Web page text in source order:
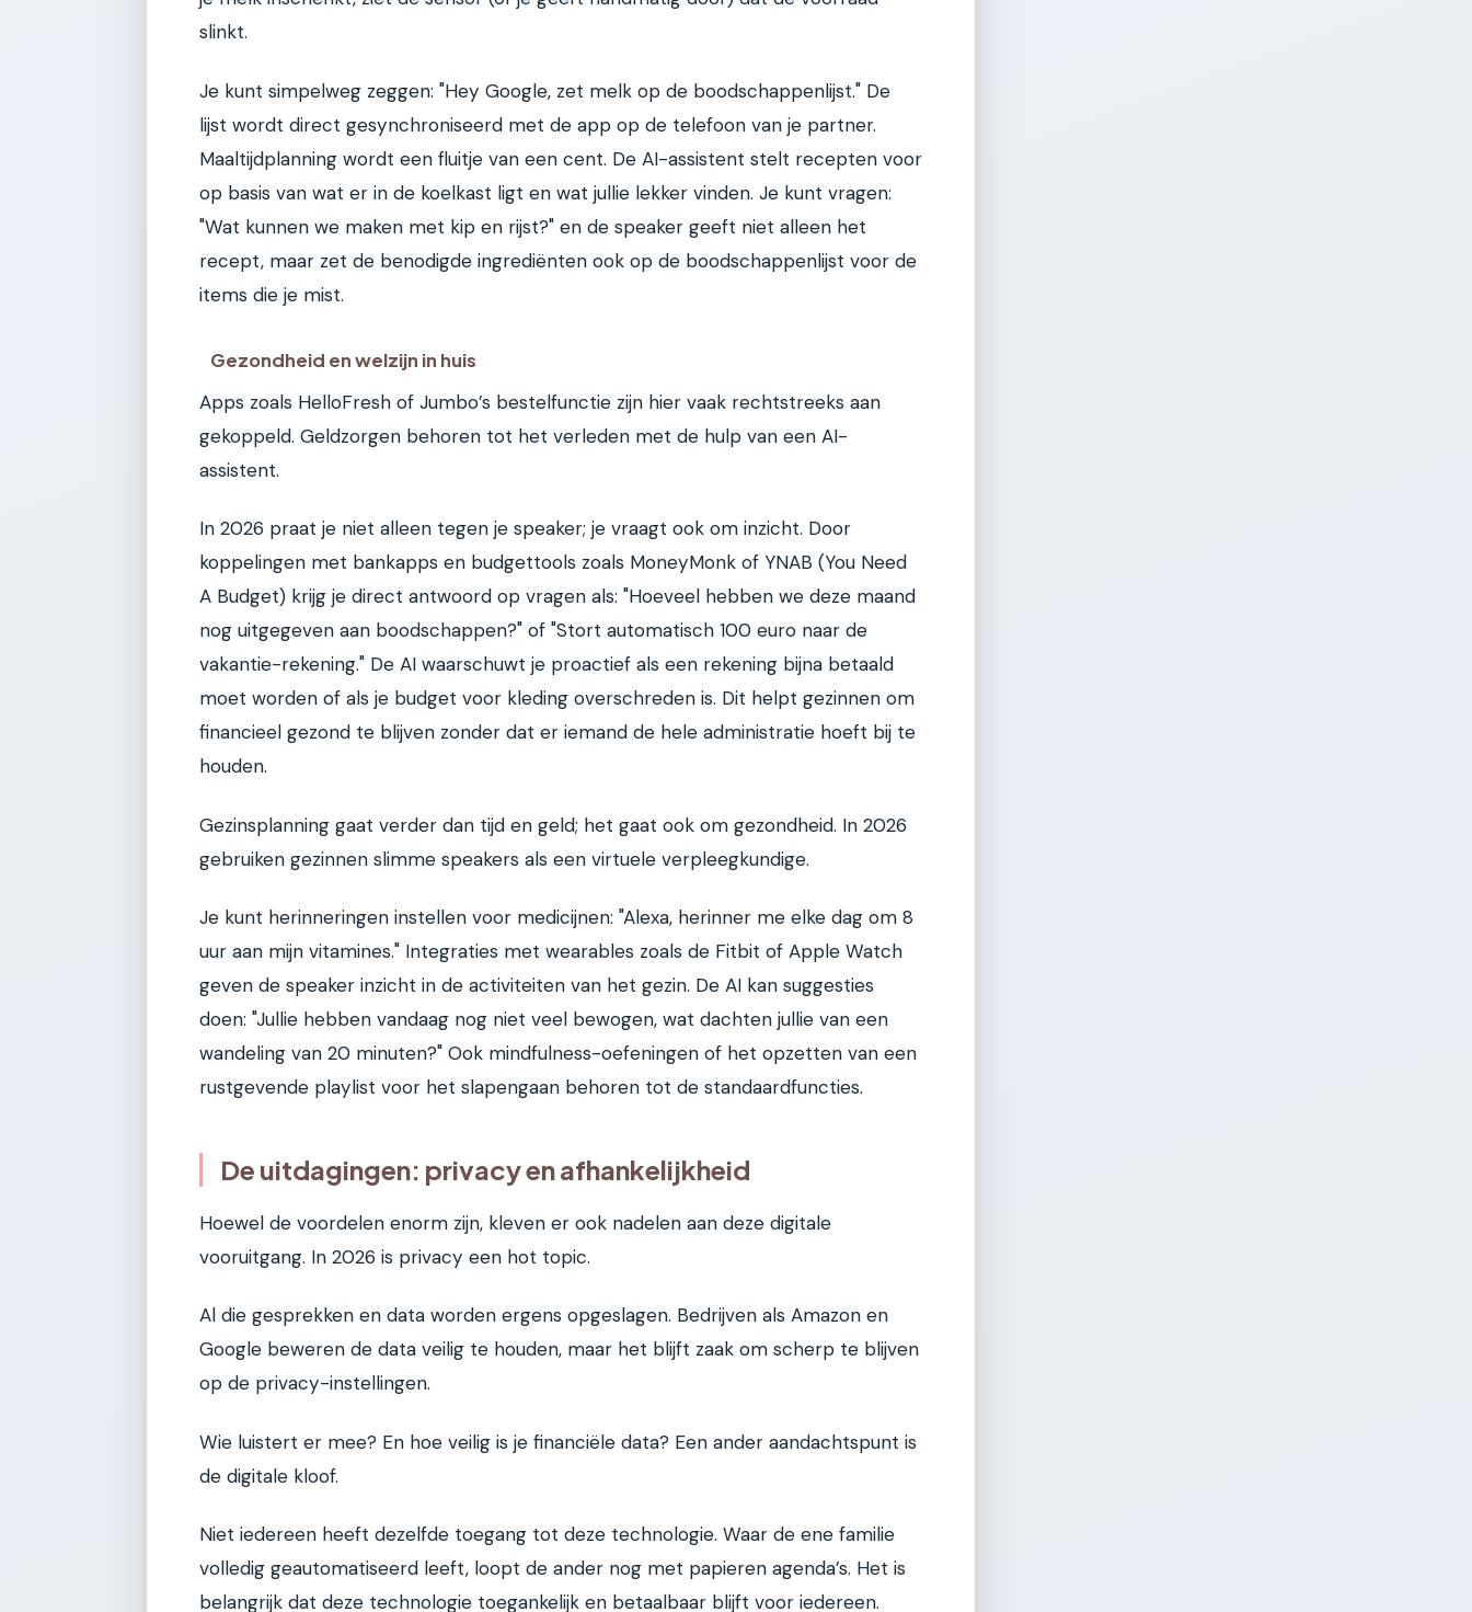
slinkt.
Je kunt simpelweg zeggen: "Hey Google, zet melk op de boodschappenlijst." De
lijst wordt direct gesynchroniseerd met de app op de telefoon van je partner.
Maaltijdplanning wordt een fluitje van een cent. De AI-assistent stelt recepten voor
op basis van wat er in de koelkast ligt en wat jullie lekker vinden. Je kunt vragen:
"Wat kunnen we maken met kip en rijst?" en de speaker geeft niet alleen het
recept, maar zet de benodigde ingrediënten ook op de boodschappenlijst voor de
items die je mist.
Gezondheid en welzijn in huis
Apps zoals HelloFresh of Jumbo’s bestelfunctie zijn hier vaak rechtstreeks aan
gekoppeld. Geldzorgen behoren tot het verleden met de hulp van een AI-
assistent.
In 2026 praat je niet alleen tegen je speaker; je vraagt ook om inzicht. Door
koppelingen met bankapps en budgettools zoals MoneyMonk of YNAB (You Need
A Budget) krijg je direct antwoord op vragen als: "Hoeveel hebben we deze maand
nog uitgegeven aan boodschappen?" of "Stort automatisch 100 euro naar de
vakantie-rekening." De AI waarschuwt je proactief als een rekening bijna betaald
moet worden of als je budget voor kleding overschreden is. Dit helpt gezinnen om
financieel gezond te blijven zonder dat er iemand de hele administratie hoeft bij te
houden.
Gezinsplanning gaat verder dan tijd en geld; het gaat ook om gezondheid. In 2026
gebruiken gezinnen slimme speakers als een virtuele verpleegkundige.
Je kunt herinneringen instellen voor medicijnen: "Alexa, herinner me elke dag om 8
uur aan mijn vitamines." Integraties met wearables zoals de Fitbit of Apple Watch
geven de speaker inzicht in de activiteiten van het gezin. De AI kan suggesties
doen: "Jullie hebben vandaag nog niet veel bewogen, wat dachten jullie van een
wandeling van 20 minuten?" Ook mindfulness-oefeningen of het opzetten van een
rustgevende playlist voor het slapengaan behoren tot de standaardfuncties.
De uitdagingen: privacy en afhankelijkheid
Hoewel de voordelen enorm zijn, kleven er ook nadelen aan deze digitale
vooruitgang. In 2026 is privacy een hot topic.
Al die gesprekken en data worden ergens opgeslagen. Bedrijven als Amazon en
Google beweren de data veilig te houden, maar het blijft zaak om scherp te blijven
op de privacy-instellingen.
Wie luistert er mee? En hoe veilig is je financiële data? Een ander aandachtspunt is
de digitale kloof.
Niet iedereen heeft dezelfde toegang tot deze technologie. Waar de ene familie
volledig geautomatiseerd leeft, loopt de ander nog met papieren agenda’s. Het is
belangrijk dat deze technologie toegankelijk en betaalbaar blijft voor iedereen.